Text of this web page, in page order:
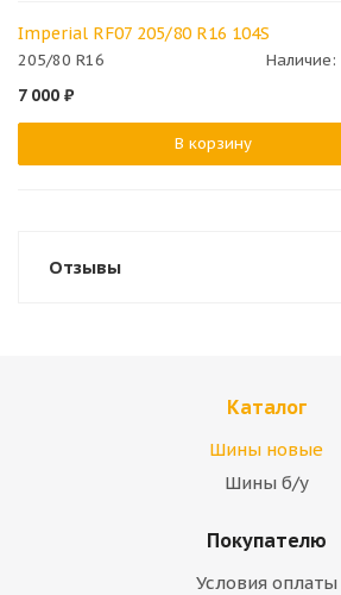
Imperial RF07 205/80 R16 104S
205/80 R16 Наличие:
7 000 ₽
В корзину
Отзывы
Каталог
Шины новые
Шины б/у
Покупателю
Условия оплаты